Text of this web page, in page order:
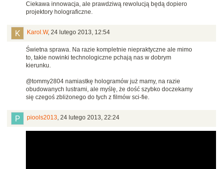
Ciekawa innowacja, ale prawdziwą rewolucją będą dopiero
projektory holograficzne.
Karol.W, 24 lutego 2013, 12:54
Świetna sprawa. Na razie kompletnie niepraktyczne ale mimo
to, takie nowinki technologiczne pchają nas w dobrym
kierunku.
@tommy2804 namiastkę hologramów już mamy, na razie
obudowanych lustrami, ale myślę, że dość szybko doczekamy
się czegoś zbliżonego do tych z filmów sci-fie.
piools2013, 24 lutego 2013, 22:24